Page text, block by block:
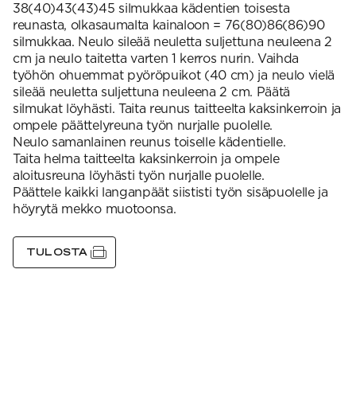
38(40)43(43)45 silmukkaa kädentien toisesta
reunasta, olkasaumalta kainaloon = 76(80)86(86)90
silmukkaa. Neulo sileää neuletta suljettuna neuleena 2
cm ja neulo taitetta varten 1 kerros nurin. Vaihda
työhön ohuemmat pyöröpuikot (40 cm) ja neulo vielä
sileää neuletta suljettuna neuleena 2 cm. Päätä
silmukat löyhästi. Taita reunus taitteelta kaksinkerroin ja
ompele päättelyreuna työn nurjalle puolelle.
Neulo samanlainen reunus toiselle kädentielle.
Taita helma taitteelta kaksinkerroin ja ompele
aloitusreuna löyhästi työn nurjalle puolelle.
Päättele kaikki langanpäät siististi työn sisäpuolelle ja
höyrytä mekko muotoonsa.
TULOSTA